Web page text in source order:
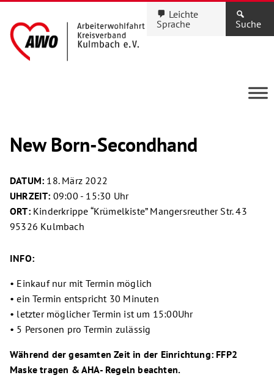
Leichte
Sprache
Suche
New Born-Secondhand
DATUM: 18. März 2022
UHRZEIT: 09:00 - 15:30 Uhr
ORT:Kinderkrippe “Krümelkiste” Mangersreuther Str. 43
95326 Kulmbach
INFO:
• Einkauf nur mit Termin möglich
• ein Termin entspricht 30 Minuten
• letzter möglicher Termin ist um 15:00Uhr
• 5 Personen pro Termin zulässig
Während der gesamten Zeit in der Einrichtung: FFP2
Maske tragen & AHA- Regeln beachten.